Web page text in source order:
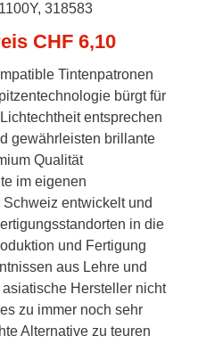
318583
CHF 6,10
Tintenpatronen
bürgt für
entsprechen
gewährleisten brillante
Qualität
im eigenen
entwickelt und
in die
und Fertigung
aus Lehre und
Hersteller nicht
zu immer noch sehr
Alternative zu teuren